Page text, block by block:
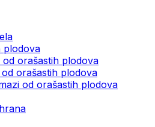
plodova
od orašastih plodova
orašastih plodova
od orašastih plodova